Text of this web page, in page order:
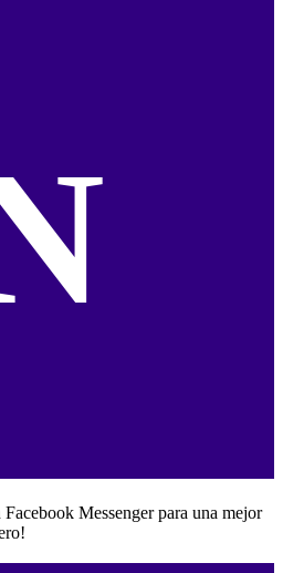
Messenger para una mejor